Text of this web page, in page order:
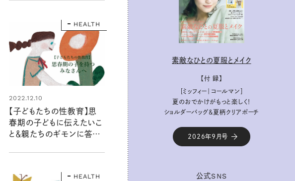
HEALTH
2022.12.10
【子どもたちの性教育】思
春期の子どもに伝えたいこ
と＆親たちのギモンに答え
HEALTH
素敵なひとの夏服とメイク
【付 録】
［ミッフィー｜コールマン］
夏のおでかけがもっと楽しく！
ショルダーバッグ&夏柄クリアポーチ
2026年9月号
公式SNS